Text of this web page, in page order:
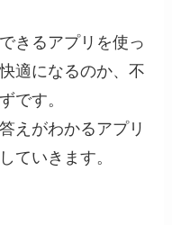
きるアプリを使っ
適になるのか、不
です。
えがわかるアプリ
ていきます。